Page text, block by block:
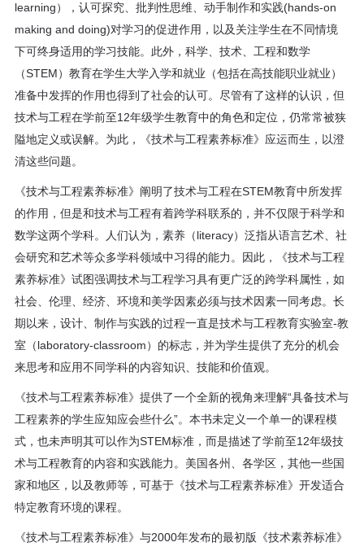
learning），认可探究、批判性思维、动手制作和实践(hands-on
making and doing)对学习的促进作用，以及关注学生在不同情境
下可终身适用的学习技能。此外，科学、技术、工程和数学
（STEM）教育在学生大学入学和就业（包括在高技能职业就业）
准备中发挥的作用也得到了社会的认可。尽管有了这样的认识，但
技术与工程在学前至12年级学生教育中的角色和定位，仍常常被狭
隘地定义或误解。为此，《技术与工程素养标准》应运而生，以澄
清这些问题。
《技术与工程素养标准》阐明了技术与工程在STEM教育中所发挥
的作用，但是和技术与工程有着跨学科联系的，并不仅限于科学和
数学这两个学科。人们认为，素养（literacy）泛指从语言艺术、社
会研究和艺术等众多学科领域中习得的能力。因此，《技术与工程
素养标准》试图强调技术与工程学习具有更广泛的跨学科属性，如
社会、伦理、经济、环境和美学因素必须与技术因素一同考虑。长
期以来，设计、制作与实践的过程一直是技术与工程教育实验室-教
室（laboratory-classroom）的标志，并为学生提供了充分的机会
来思考和应用不同学科的内容知识、技能和价值观。
《技术与工程素养标准》提供了一个全新的视角来理解“具备技术与
工程素养的学生应知应会些什么”。本书未定义一个单一的课程模
式，也未声明其可以作为STEM标准，而是描述了学前至12年级技
术与工程教育的内容和实践能力。美国各州、各学区，其他一些国
家和地区，以及教师等，可基于《技术与工程素养标准》开发适合
特定教育环境的课程。
《技术与工程素养标准》与2000年发布的最初版《技术素养标准》